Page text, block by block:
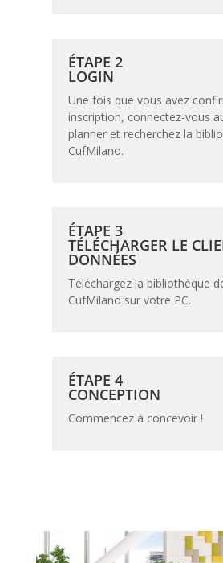
ÉTAPE 2
LOGIN
Une fois que vous avez
inscription, connectez-vous
planner et recherchez la
CufMilano.
ÉTAPE 3
TÉLÉCHARGER LE
DONNÉES
Téléchargez la bibliothèque
CufMilano sur votre PC.
ÉTAPE 4
CONCEPTION
Commencez à concevoir !